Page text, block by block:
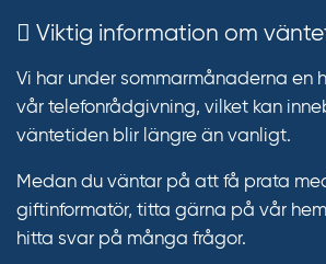
Viktig information om
Vi har under sommarmånaderna en
vår telefonrådgivning, vilket kan
väntetiden blir längre än vanligt.
Medan du väntar på att få prata
giftinformatör, titta gärna på vår
hitta svar på många frågor.